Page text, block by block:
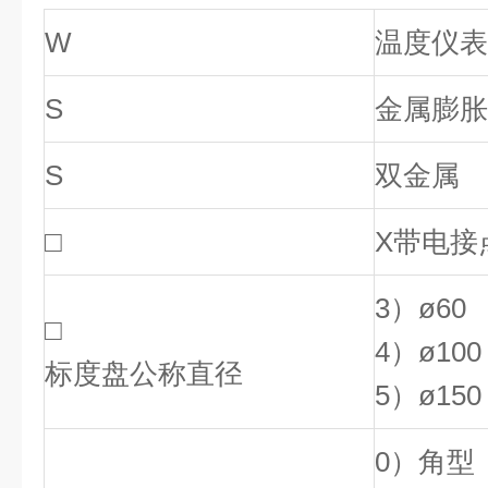
W 温度仪表
S 金属膨
S 双金属
□ X带电接
□
标度盘公称直径
3）ø60
4）ø100
5）ø150
0）角